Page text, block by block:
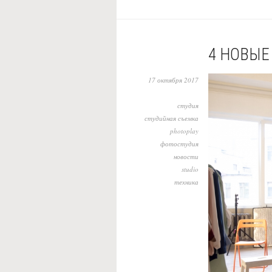
4
17 октября 2017
студия
студийная съемка
photoplay
фотостудия
новости
studio
техника